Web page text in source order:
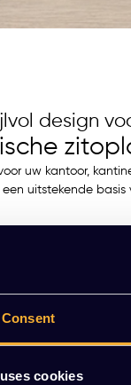
Consent
cookies
design
uw kantoor,
uitstekende